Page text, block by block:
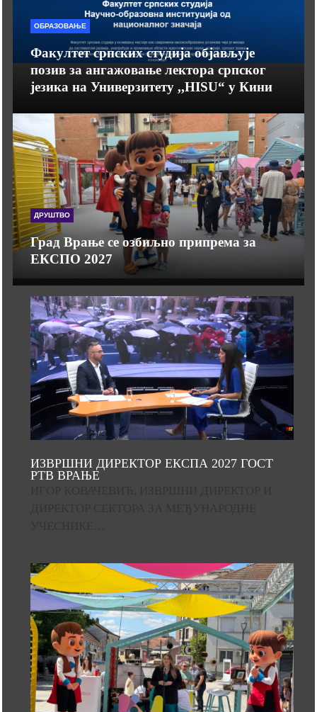
ОБРАЗОВАЊЕ
Факултет српских студија објављује
позив за ангажовање лектора српског
језика на Универзитету ,,HISU“ у Кини
ДРУШТВО
Град Врање се озбиљно припрема за
ЕКСПО 2027
ИЗВРШНИ ДИРЕКТОР ЕКСПА 2027 ГОСТ
РТВ ВРАЊЕ